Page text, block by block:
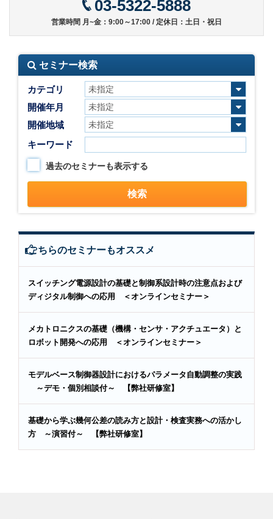
03-5322-5888
営業時間 月~金：9:00～17:00 / 定休日：土日・祝日
セミナー検索
カテゴリ
開催年月
開催地域
キーワード
過去のセミナーも表示する
こちらのセミナーもオススメ
スイッチング電源設計の基礎と制御系設計時の注意点および
ディジタル制御への応用 ＜オンラインセミナー＞
メカトロニクスの基礎（機構・センサ・アクチュエータ）と
ロボット開発への応用 ＜オンラインセミナー＞
モデルベース制御器設計におけるパラメータ自動調整の実践
～デモ・個別相談付～ 【弊社研修室】
基礎から学ぶ幾何公差の読み方と設計・検査実務への活かし
方 ～演習付～ 【弊社研修室】